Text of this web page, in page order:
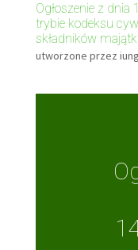
Ogłoszenie z
trybie kodeksu
składników
utworzone przez